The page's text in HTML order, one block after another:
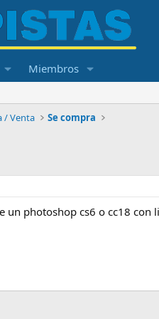
Miembros
/ Venta Se compra
un photoshop cs6 o cc18 con